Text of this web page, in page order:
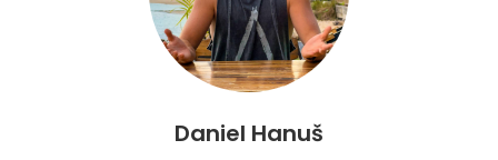
Daniel Hanuš